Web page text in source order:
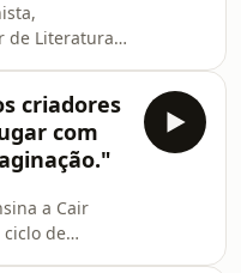
de Literatura
livro Nevoeiro,
&amp;
autor ao
vez para
entre a
um
Estado Novo.
criadores
com
a Cair
ciclo de